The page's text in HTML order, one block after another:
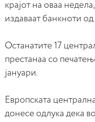
крајот на оваа
издаваат банкноти
Останатите 17
престанаа со
јануари.
Европската
донесе одлука дека